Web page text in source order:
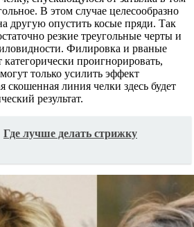
В этом случае целесообразно
другую опустить косые пряди. Так
резкие треугольные черты и
Филировка и рваные
проигнорировать,
только усилить эффект
скошенная линия челки здесь будет
результат.
Где лучше делать стрижку